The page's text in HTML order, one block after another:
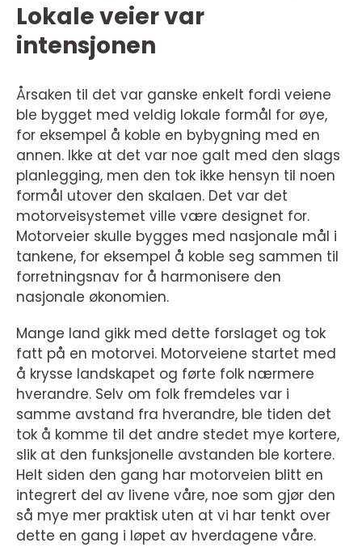
Lokale veier var
intensjonen
Årsaken til det var ganske enkelt fordi veiene
ble bygget med veldig lokale formål for øye,
for eksempel å koble en bybygning med en
annen. Ikke at det var noe galt med den slags
planlegging, men den tok ikke hensyn til noen
formål utover den skalaen. Det var det
motorveisystemet ville være designet for.
Motorveier skulle bygges med nasjonale mål i
tankene, for eksempel å koble seg sammen til
forretningsnav for å harmonisere den
nasjonale økonomien.
Mange land gikk med dette forslaget og tok
fatt på en motorvei. Motorveiene startet med
å krysse landskapet og førte folk nærmere
hverandre. Selv om folk fremdeles var i
samme avstand fra hverandre, ble tiden det
tok å komme til det andre stedet mye kortere,
slik at den funksjonelle avstanden ble kortere.
Helt siden den gang har motorveien blitt en
integrert del av livene våre, noe som gjør den
så mye mer praktisk uten at vi har tenkt over
dette en gang i løpet av hverdagene våre.